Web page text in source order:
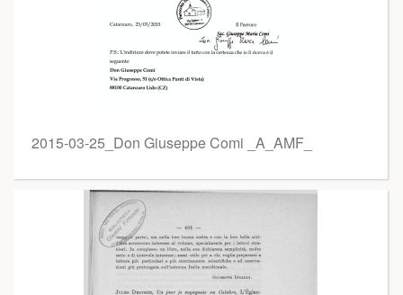
2015-03-25_Don Giuseppe Comi _A_AMF_